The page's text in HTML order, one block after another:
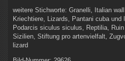
weitere Stichworte: Granelli, Italian
Kriechtiere, Lizards, Pantani cuba und
Podarcis siculus siculus, Reptilia,
Sizilien, Stiftung pro artenvielfalt,
lizard